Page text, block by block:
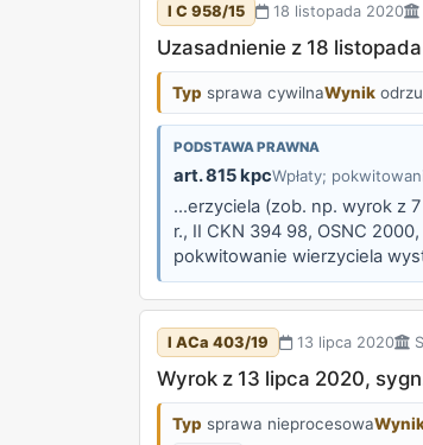
I C 958/15 18 listopada 2020
Uzasadnienie z 18
Typ sprawa cywilnaWynik
PODSTAWA PRAWNA
art. 815 kpcWpłaty;
...erzyciela (zob. np. wyrok z
r., II CKN 394 98, OSNC
pokwitowanie wierzyciela
świadczenia do rąk
I ACa 403/19 13 lipca 2020
Wyrok z 13 lipca 2020,
Typ sprawa nieprocesowa